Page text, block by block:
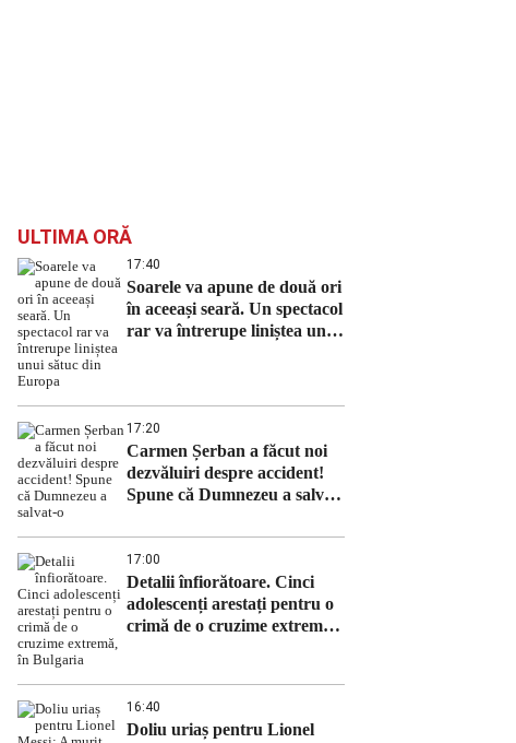
ULTIMA ORĂ
17:40
Soarele va apune de două ori
în aceeași seară. Un spectacol
rar va întrerupe liniștea unui
17:20
Carmen Șerban a făcut noi
dezvăluiri despre accident!
Spune că Dumnezeu a salvat-
17:00
Detalii înfiorătoare. Cinci
adolescenți arestați pentru o
crimă de o cruzime extremă,
16:40
Doliu uriaș pentru Lionel